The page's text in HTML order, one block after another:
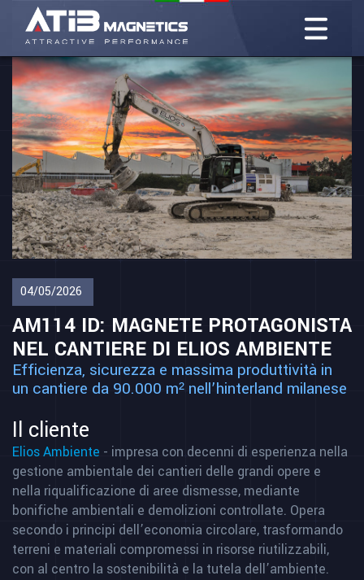
04/05/2026
AM114 ID: MAGNETE PROTAGONISTA
NEL CANTIERE DI ELIOS AMBIENTE
Efficienza, sicurezza e massima produttività in
un cantiere da 90.000 m² nell’hinterland milanese
Il cliente
Elios Ambiente - impresa con decenni di esperienza nella
gestione ambientale dei cantieri delle grandi opere e
nella riqualificazione di aree dismesse, mediante
bonifiche ambientali e demolizioni controllate. Opera
secondo i principi dell’economia circolare, trasformando
terreni e materiali compromessi in risorse riutilizzabili,
con al centro la sostenibilità e la tutela dell’ambiente.